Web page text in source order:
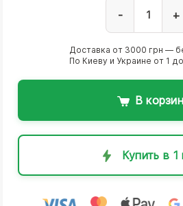
- +
Доставка от 3000 грн —
По Киеву и Украине от 1
В
Купить в 1